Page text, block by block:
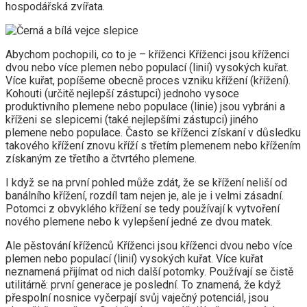
hospodářská zvířata.
Abychom pochopili, co to je – kříženci Kříženci jsou kříženci
dvou nebo více plemen nebo populací (linií) vysokých kuřat.
Více kuřat, popíšeme obecně proces vzniku křížení (křížení).
Kohouti (určitě nejlepší zástupci) jednoho vysoce
produktivního plemene nebo populace (linie) jsou vybráni a
kříženi se slepicemi (také nejlepšími zástupci) jiného
plemene nebo populace. Často se kříženci získaní v důsledku
takového křížení znovu kříží s třetím plemenem nebo křížením
získaným ze třetího a čtvrtého plemene.
I když se na první pohled může zdát, že se křížení neliší od
banálního křížení, rozdíl tam nejen je, ale je i velmi zásadní.
Potomci z obvyklého křížení se tedy používají k vytvoření
nového plemene nebo k vylepšení jedné ze dvou matek.
Ale pěstování kříženců Kříženci jsou kříženci dvou nebo více
plemen nebo populací (linií) vysokých kuřat. Více kuřat
neznamená přijímat od nich další potomky. Používají se čistě
utilitárně: první generace je poslední. To znamená, že když
přespolní nosnice vyčerpají svůj vaječný potenciál, jsou